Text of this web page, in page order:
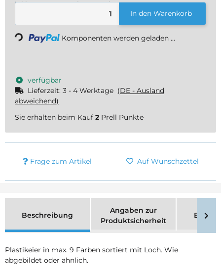
inkl. 19% USt. , zzgl.Versand
In den Warenkorb
Loading... Komponenten werden geladen ...
verfügbar
Lieferzeit: 3 - 4 Werktage (DE - Ausland
abweichend)
Sie erhalten beim Kauf 2 Prell Punkte
Frage zum Artikel Auf Wunschzettel
Beschreibung
Angaben zur
Produktsicherheit
Plastikeier in max. 9 Farben sortiert mit Loch. Wie
abgebildet oder ähnlich.